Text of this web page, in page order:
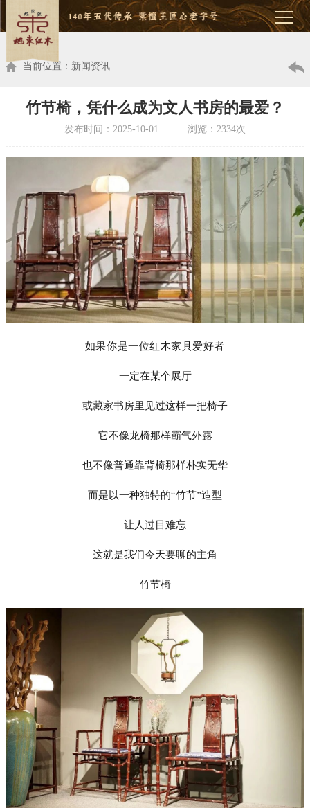
当前位置：新闻资讯
竹节椅，凭什么成为文人书房的最爱？
发布时间：2025-10-01 浏览：2334次
如果你是一位红木家具爱好者
一定在某个展厅
或藏家书房里见过这样一把椅子
它不像龙椅那样霸气外露
也不像普通靠背椅那样朴实无华
而是以一种独特的“竹节”造型
让人过目难忘
这就是我们今天要聊的主角
竹节椅